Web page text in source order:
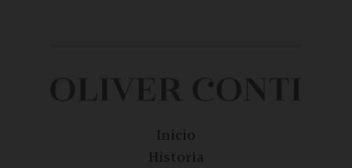
Inicio
Historia